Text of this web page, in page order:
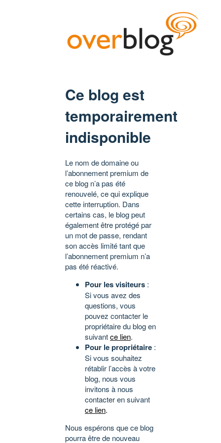
Ce blog est
temporairement
indisponible
Le nom de domaine ou
l’abonnement premium de
ce blog n’a pas été
renouvelé, ce qui explique
cette interruption. Dans
certains cas, le blog peut
également être protégé par
un mot de passe, rendant
son accès limité tant que
l’abonnement premium n’a
pas été réactivé.
Pour les visiteurs :
Si vous avez des
questions, vous
pouvez contacter le
propriétaire du blog en
suivantce lien.
Pour le propriétaire :
Si vous souhaitez
rétablir l’accès à votre
blog, nous vous
invitons à nous
contacter en suivant
ce lien.
Nous espérons que ce blog
pourra être de nouveau